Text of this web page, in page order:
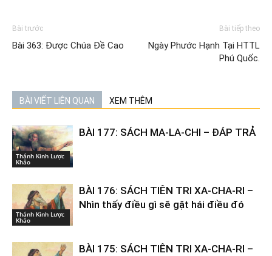
Bài trước
Bài 363: Được Chúa Đề Cao
Bài tiếp theo
Ngày Phước Hạnh Tại HTTL
Phú Quốc.
BÀI VIẾT LIÊN QUAN XEM THÊM
Thánh Kinh Lược
Khảo
BÀI 177: SÁCH MA-LA-CHI – ĐÁP TRẢ
Thánh Kinh Lược
Khảo
BÀI 176: SÁCH TIÊN TRI XA-CHA-RI –
Nhìn thấy điều gì sẽ gặt hái điều đó
BÀI 175: SÁCH TIÊN TRI XA-CHA-RI –